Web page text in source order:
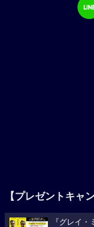
【プレゼントキャ
『グレイ